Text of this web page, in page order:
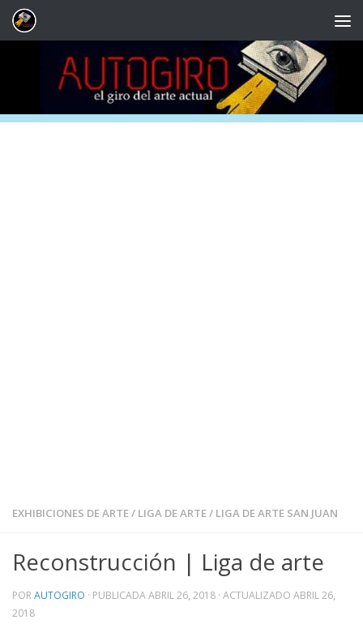
Saltar al contenido
EXHIBICIONES DE ARTE/ LIGA DE ARTE/ LIGA DE ARTE SAN JUAN
Reconstrucción | Liga de arte
PORAUTOGIRO · PUBLICADAABRIL 26, 2018 · ACTUALIZADO ABRIL 26,
2018